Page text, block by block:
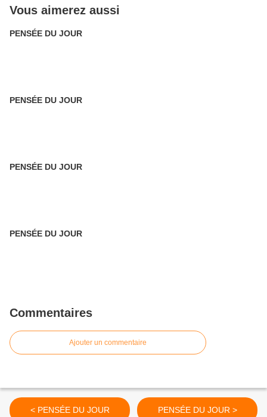
Vous aimerez aussi
PENSÉE DU JOUR
PENSÉE DU JOUR
PENSÉE DU JOUR
PENSÉE DU JOUR
Commentaires
Ajouter un commentaire
< PENSÉE DU JOUR PENSÉE DU JOUR >